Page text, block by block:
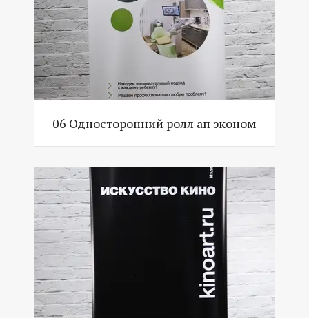
06 Односторонний ролл ап эконом